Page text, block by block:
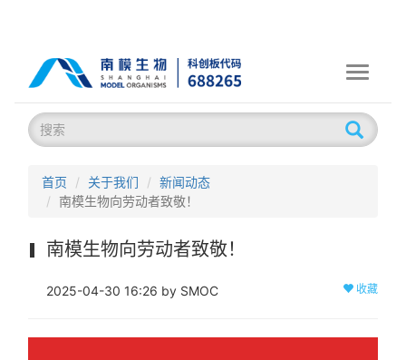
Toggle
首页 关于我们
新闻动态
南模生物向劳动者致敬！
南模生物向劳动者致敬！
2025-04-30 16:26 by SMOC 收藏